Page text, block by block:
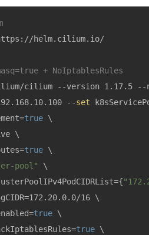
helm.cilium.io/
+ NoIptablesRules
cilium --version 1.17.5 --
--set
true \
\
true \
pool"
\
16 \
true \
true \